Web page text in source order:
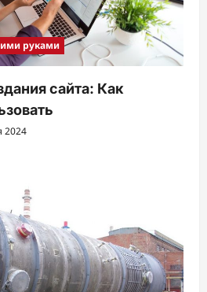
руками
сайта: Как
2024